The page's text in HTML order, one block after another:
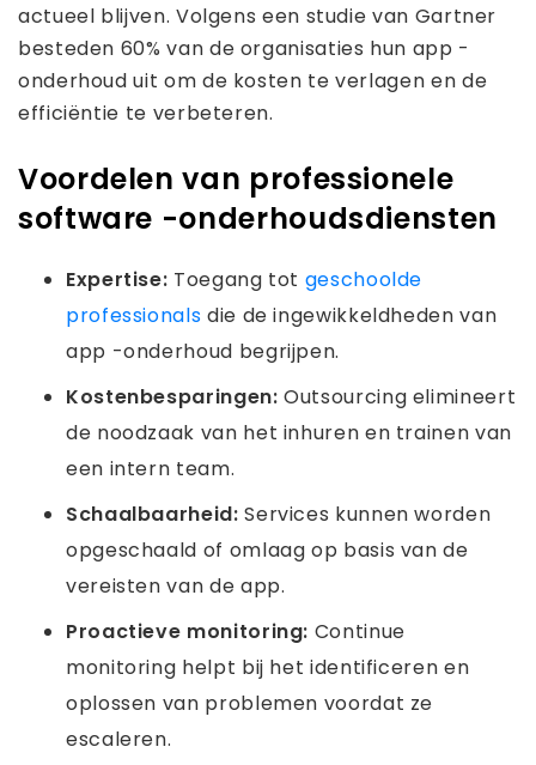
actueel blijven. Volgens een studie van Gartner
besteden 60% van de organisaties hun app -
onderhoud uit om de kosten te verlagen en de
efficiëntie te verbeteren.
Voordelen van professionele
software -onderhoudsdiensten
Expertise: Toegang tot geschoolde
professionals die de ingewikkeldheden van
app -onderhoud begrijpen.
Kostenbesparingen:Outsourcing elimineert
de noodzaak van het inhuren en trainen van
een intern team.
Schaalbaarheid:Services kunnen worden
opgeschaald of omlaag op basis van de
vereisten van de app.
Proactieve monitoring: Continue
monitoring helpt bij het identificeren en
oplossen van problemen voordat ze
escaleren.